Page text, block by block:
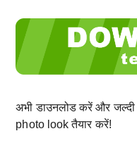
अभी डाउनलोड करें और
photo look तैयार करें!